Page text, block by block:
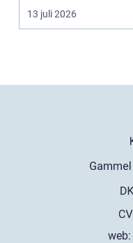
gång: Vad händer nu...
13 juli 2026
web: